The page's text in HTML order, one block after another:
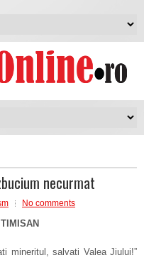
necurmat
No comments
mineritul, salvati Valea Jiului!”